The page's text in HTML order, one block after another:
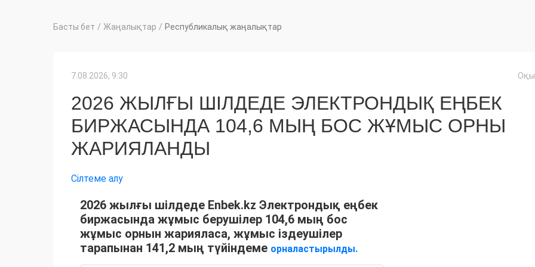
Басты бет / Жаңалықтар / Республикалық жаңалықтар
7.08.2026, 9:30
2026 ЖЫЛҒЫ ШІЛДЕДЕ ЭЛЕКТРОНДЫҚ ЕҢБЕК
БИРЖАСЫНДА 104,6 МЫҢ БОС ЖҰМЫС ОРНЫ
ЖАРИЯЛАНДЫ
Сілтеме алу
2026 жылғы шілдеде Enbek.kz Электрондық еңбек
биржасында жұмыс берушілер 104,6 мың бос
жұмыс орнын жарияласа, жұмыс іздеушілер
тарапынан 141,2 мың түйіндеме орналастырылды.